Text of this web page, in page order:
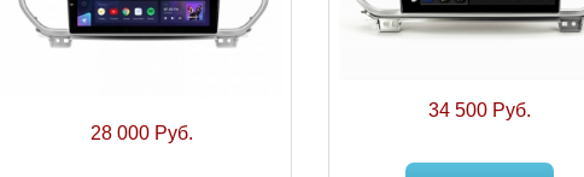
28 000 Руб.
34 500 Руб.